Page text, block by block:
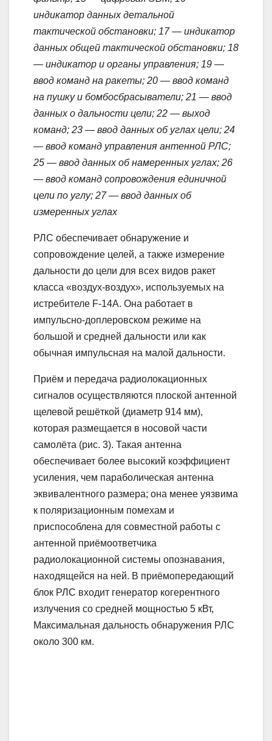
индикатор данных детальной
тактической обстановки; 17 — индикатор
данных общей тактической обстановки; 18
— индикатор и органы управления; 19 —
ввод команд на ракеты; 20 — ввод команд
на пушку и бомбосбрасыватели; 21 — ввод
данных о дальности цели; 22 — выход
команд; 23 — ввод данных об углах цели; 24
— ввод команд управления антенной РЛС;
25 — ввод данных об намеренных углах; 26
— ввод команд сопровождения единичной
цели по углу; 27 — ввод данных об
измеренных углах
РЛС обеспечивает обнаружение и
сопровождение целей, а также измерение
дальности до цели для всех видов ракет
класса «воздух-воздух», используемых на
истребителе F-14A. Она работает в
импульсно-доплеровском режиме на
большой и средней дальности или как
обычная импульсная на малой дальности.
Приём и передача радиолокационных
сигналов осуществляются плоской антенной
щелевой решёткой (диаметр 914 мм),
которая размещается в носовой части
самолёта (рис. 3). Такая антенна
обеспечивает более высокий коэффициент
усиления, чем параболическая антенна
эквивалентного размера; она менее уязвима
к поляризационным помехам и
приспособлена для совместной работы с
антенной приёмоответчика
радиолокационной системы опознавания,
находящейся на ней. В приёмопередающий
блок РЛС входит генератор когерентного
излучения со средней мощностью 5 кВт,
Максимальная дальность обнаружения РЛС
около 300 км.